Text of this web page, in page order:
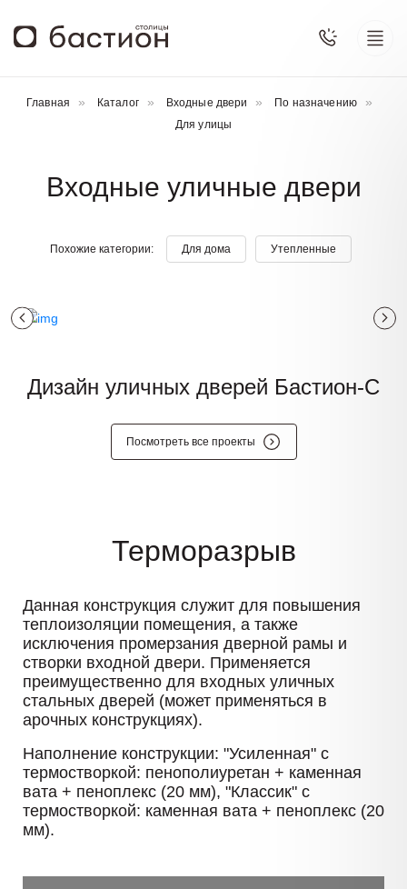
Главная Каталог Входные двери
По назначению
Для улицы
Входные уличные двери
Похожие категории: Для дома Утепленные
Дизайн уличных дверей Бастион-С
Посмотреть все проекты
Терморазрыв
Данная конструкция служит для повышения
теплоизоляции помещения, а также
исключения промерзания дверной рамы и
створки входной двери. Применяется
преимущественно для входных уличных
стальных дверей (может применяться в
арочных конструкциях).
Наполнение конструкции: "Усиленная" с
термостворкой: пенополиуретан + каменная
вата + пеноплекс (20 мм), "Классик" с
термостворкой: каменная вата + пеноплекс (20
мм).